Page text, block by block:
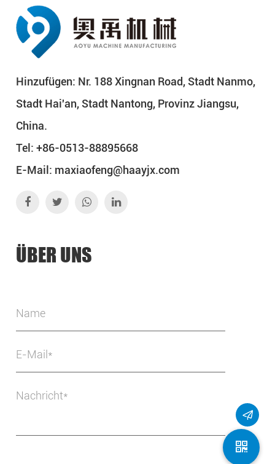
Hinzufügen: Nr. 188 Xingnan Road, Stadt Nanmo,
Stadt Hai'an, Stadt Nantong, Provinz Jiangsu,
China.
Tel: +86-0513-88895668
E-Mail: maxiaofeng@haayjx.com
ÜBER UNS